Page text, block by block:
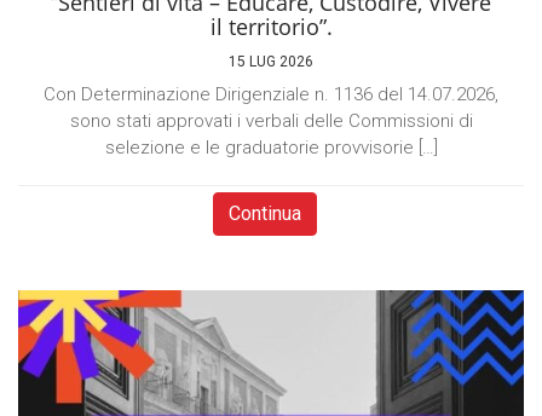
il territorio”.
15 LUG 2026
Con Determinazione Dirigenziale n. 1136 del 14.07.2026,
sono stati approvati i verbali delle Commissioni di
selezione e le graduatorie provvisorie […]
Continua